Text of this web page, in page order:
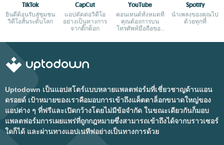
TikTok
ยินดีต้อนรับสู่ชุมชน
วิดีโอสั้นระดับโลก
CapCut
แอปตัดต่อวิดีโอ
อย่างเป็นทางการ
จากติ๊กต็อก
YouTube
คอนเทนต์ทั้งหมดที่
คุณต้องการบน
โทรศัพท์มือถือของ
Spotify
นำเพลงของคุณไป
ด้วยทุกที่
Uptodown เป็นแอปสโตร์แบบหลายแพลตฟอร์มที่เชี่ยวชาญด้านแอน
ดรอยด์ เป้าหมายของเราคือมอบการเข้าถึงแค็ตตาล็อกขนาดใหญ่ของ
แอปต่าง ๆ ที่ฟรีและเปิดกว้างโดยไม่มีข้อจำกัด ในขณะเดียวกันก็มอบ
แพลตฟอร์มการเผยแพร่ที่ถูกกฎหมายซึ่งสามารถเข้าถึงได้จากบราวเซอร์
ใดก็ได้ และผ่านทางแอปเนทีฟอย่างเป็นทางการด้วย